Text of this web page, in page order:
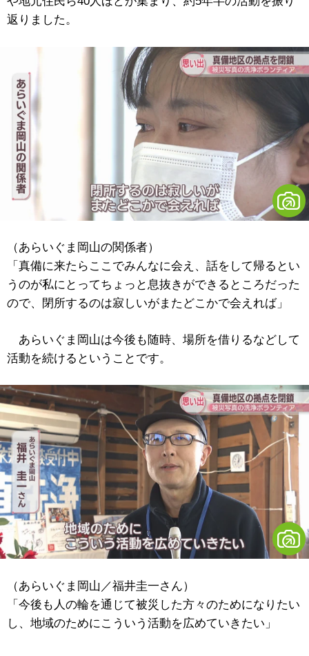
返りました。
（あらいぐま岡山の関係者）
「真備に来たらここでみんなに会え、話をして帰るとい
うのが私にとってちょっと息抜きができるところだった
ので、閉所するのは寂しいがまたどこかで会えれば」
あらいぐま岡山は今後も随時、場所を借りるなどして
活動を続けるということです。
（あらいぐま岡山／福井圭一さん）
「今後も人の輪を通じて被災した方々のためになりたい
し、地域のためにこういう活動を広めていきたい」